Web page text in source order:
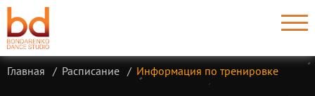
Главная Расписание Информация по тренировке